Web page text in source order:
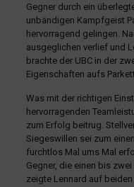
Gegner durch ein
unbändigen Kampfgeist
hervorragend gelingen.
ausgeglichen verlief und
brachte der UBC in der
Eigenschaften aufs Parkett.
Was mit der richtigen
hervorragenden
zum Erfolg beitrug.
Siegeswillen sei zum
furchtlos Mal ums Mal
Gegner, die einen bis
zeigte Lennard auf